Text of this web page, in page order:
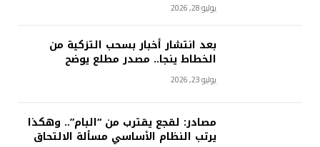
يوليو 28, 2026
بعد انتشار أخبار بسحب التزكية من
الخطاط ينجا.. مصدر مطلع يوضح
يوليو 23, 2026
مصادر: لقجع يقترب من “البام”.. وهكذا
يرتب النظام الأساسي مسألة الالتحاق